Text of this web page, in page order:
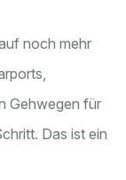
noch mehr
Gehwegen für
Das ist ein